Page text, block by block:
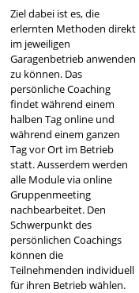
(D)
Ziel dabei ist es, die
erlernten Methoden direkt
im jeweiligen
Garagenbetrieb anwenden
zu können. Das
persönliche Coaching
findet während einem
halben Tag online und
während einem ganzen
Tag vor Ort im Betrieb
statt. Ausserdem werden
alle Module via online
Gruppenmeeting
nachbearbeitet. Den
Schwerpunkt des
persönlichen Coachings
können die
Teilnehmenden individuell
für ihren Betrieb wählen.